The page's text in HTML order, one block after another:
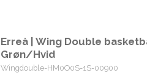
Erreà | Wing Double
Grøn/Hvid
Wingdouble-HM0O0S-1S-00900